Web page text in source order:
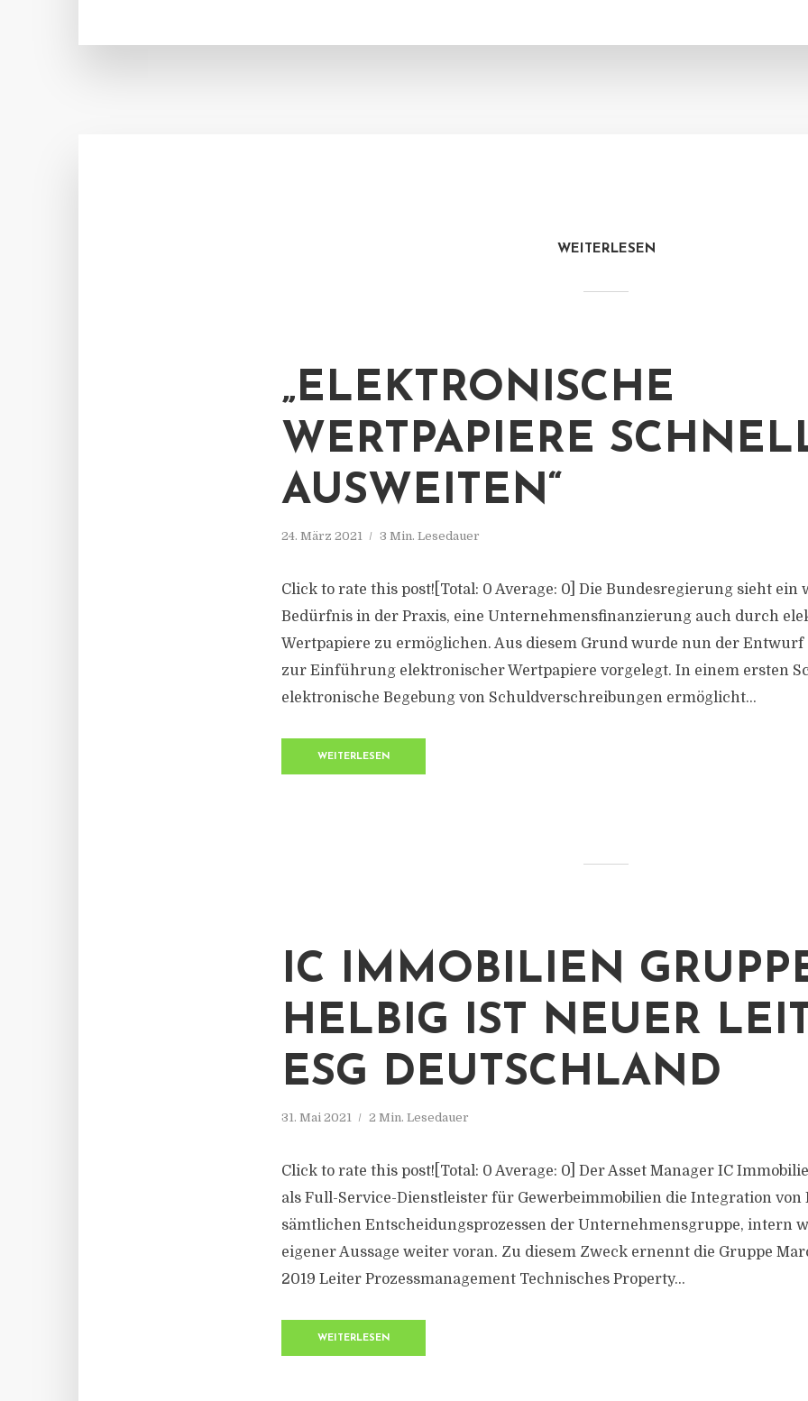
WEITERLESEN
„ELEKTRONISCHE
WERTPAPIERE
AUSWEITEN“
24. März 2021 3 Min. Lesedauer
Click to rate this post![Total: 0 Average: 0] Die Bundesregierung sieht ein
Bedürfnis in der Praxis, eine Unternehmensfinanzierung auch durch
Wertpapiere zu ermöglichen. Aus diesem Grund wurde nun der Entwurf
zur Einführung elektronischer Wertpapiere vorgelegt. In einem ersten
elektronische Begebung von Schuldverschreibungen ermöglicht...
WEITERLESEN
IC IMMOBILIEN
HELBIG IST NEUER
ESG DEUTSCHLAND
31. Mai 2021 2 Min. Lesedauer
Click to rate this post![Total: 0 Average: 0] Der Asset Manager IC
als Full-Service-Dienstleister für Gewerbeimmobilien die Integration von
sämtlichen Entscheidungsprozessen der Unternehmensgruppe, intern
eigener Aussage weiter voran. Zu diesem Zweck ernennt die Gruppe
2019 Leiter Prozessmanagement Technisches Property...
WEITERLESEN